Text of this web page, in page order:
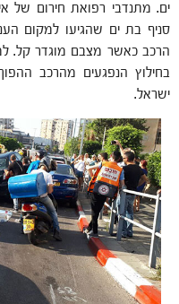
ים. מתנדבי רפואת חירום של
סניף בת ים שהגיעו למקום
הרכב כאשר מצבם מוגדר קל.
בחילוץ הנפגעים מהרכב
ישראל.